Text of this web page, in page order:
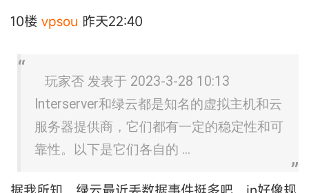
10楼 vpsou 昨天22:40
玩家否 发表于 2023-3-28 10:13
Interserver和绿云都是知名的虚拟主机和云
服务器提供商，它们都有一定的稳定性和可
靠性。以下是它们各自的 ...